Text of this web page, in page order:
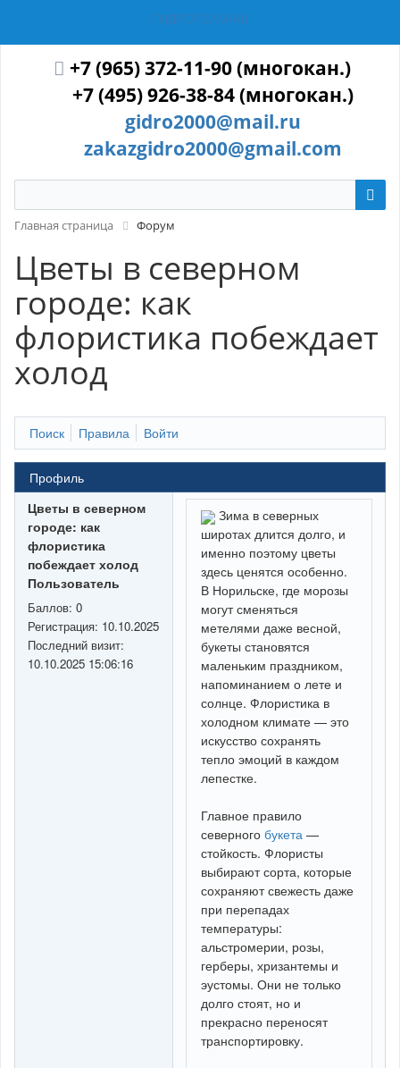
ГИДРОТЕХМАШ
+7 (965) 372-11-90 (многокан.)
+7 (495) 926-38-84 (многокан.)
gidro2000@mail.ru
zakazgidro2000@gmail.com
Главная страница Форум
Цветы в северном
городе: как
флористика побеждает
холод
Поиск Правила Войти
Профиль
Цветы в северном
городе: как
флористика
побеждает холод
Пользователь
Баллов: 0
Регистрация: 10.10.2025
Последний визит:
10.10.2025 15:06:16
Зима в северных
широтах длится долго, и
именно поэтому цветы
здесь ценятся особенно.
В Норильске, где морозы
могут сменяться
метелями даже весной,
букеты становятся
маленьким праздником,
напоминанием о лете и
солнце. Флористика в
холодном климате — это
искусство сохранять
тепло эмоций в каждом
лепестке.
Главное правило
северного букета—
стойкость. Флористы
выбирают сорта, которые
сохраняют свежесть даже
при перепадах
температуры:
альстромерии, розы,
герберы, хризантемы и
эустомы. Они не только
долго стоят, но и
прекрасно переносят
транспортировку.